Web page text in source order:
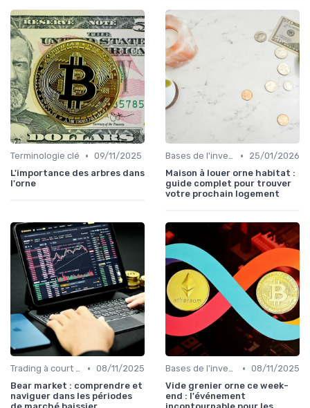
Terminologie clé • 09/11/2025
L'importance des arbres dans
l'orne
Bases de l'investissement en cryptomonnaies •
25/01/2026
Maison à louer orne habitat :
guide complet pour trouver
votre prochain logement
Trading à court terme vs investissement à long terme • 08/11/2025
Bear market : comprendre et
naviguer dans les périodes
Bases de l'investissement en cryptomonnaies • 08/11/2025
Vide grenier orne ce week-
end : l'événement